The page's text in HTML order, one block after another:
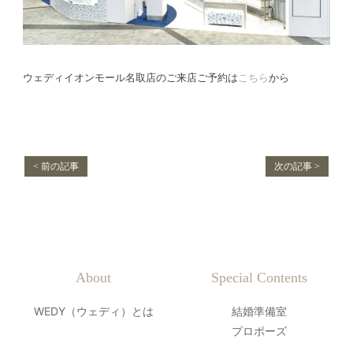
ウェディイオンモール名取店のご来店ご予約は こちらから
< 前の記事 次の記事 >
About
WEDY（ウェディ）とは
Special Contents
結婚準備室
プロポーズ